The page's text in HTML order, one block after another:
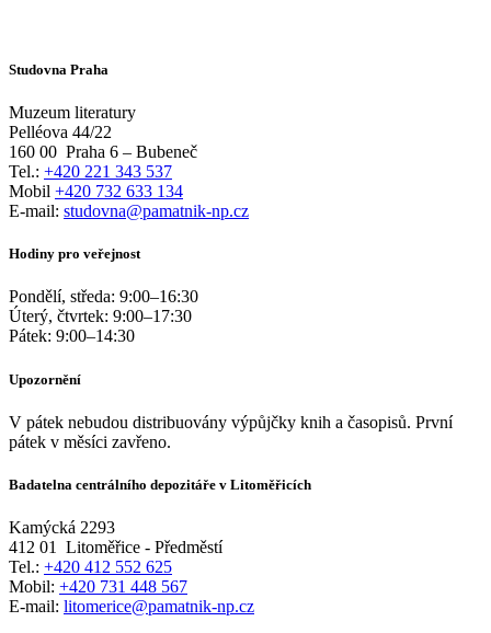
Studovna Praha
Muzeum literatury
Pelléova 44/22
160 00 Praha 6 – Bubeneč
Tel.: +420 221 343 537
Mobil +420 732 633 134
E-mail: studovna@pamatnik-np.cz
Hodiny pro veřejnost
Pondělí, středa: 9:00–16:30
Úterý, čtvrtek: 9:00–17:30
Pátek: 9:00–14:30
Upozornění
V pátek nebudou distribuovány výpůjčky knih a časopisů. První
pátek v měsíci zavřeno.
Badatelna centrálního depozitáře v Litoměřicích
Kamýcká 2293
412 01
Litoměřice - Předměstí
Tel.: +420 412 552 625
Mobil: +420 731 448 567
E-mail: litomerice@pamatnik-np.cz